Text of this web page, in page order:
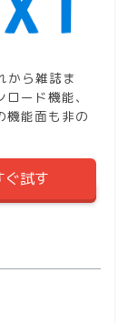
から雑誌ま
ード機能、
機能面も非の
ぐ試す